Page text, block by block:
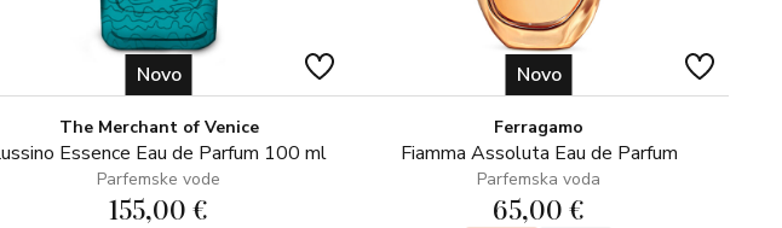
Novo
The Merchant of Venice
Essence Eau de Parfum 100 ml
Parfemske vode
155,00 €
Novo
Ferragamo
Fiamma Assoluta Eau de Parfum
Parfemska voda
65,00 €